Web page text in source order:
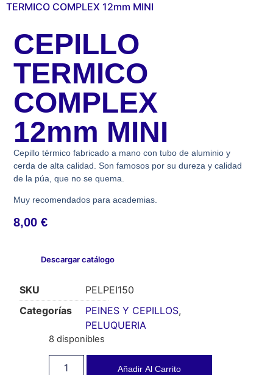
TERMICO COMPLEX 12mm MINI
CEPILLO
TERMICO
COMPLEX
12mm MINI
Cepillo térmico fabricado a mano con tubo de aluminio y
cerda de alta calidad. Son famosos por su dureza y calidad
de la púa, que no se quema.
Muy recomendados para academias.
8,00€
Descargar catálogo
SKU
PELPEI150
Categorías
PEINES Y CEPILLOS,
PELUQUERIA
8 disponibles
Añadir Al Carrito